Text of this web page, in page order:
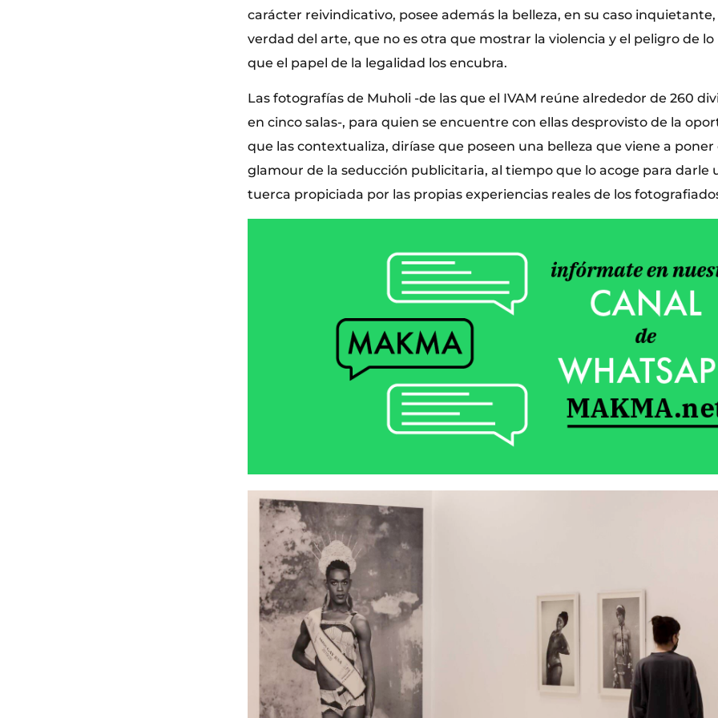
carácter reivindicativo, posee además la belleza, en su caso
verdad del arte, que no es otra que mostrar la violencia y el peligro de
que el papel de la legalidad los encubra.
Las fotografías de Muholi -de las que el IVAM reúne alrededor de 260
en cinco salas-, para quien se encuentre con ellas desprovisto de la
que las contextualiza, diríase que poseen una belleza que viene a
glamour de la seducción publicitaria, al tiempo que lo acoge para darle
tuerca propiciada por las propias experiencias reales de los